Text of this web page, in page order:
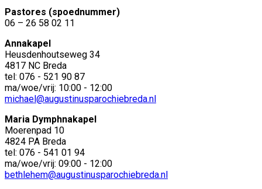
Pastores (spoednummer)
06 – 26 58 02 11
Annakapel
Heusdenhoutseweg 34
4817 NC Breda
tel: 076 - 521 90 87
ma/woe/vrij: 10:00 - 12:00
michael@augustinusparochiebreda.nl
Maria Dymphnakapel
Moerenpad 10
4824 PA Breda
tel: 076 - 541 01 94
ma/woe/vrij: 09:00 - 12:00
bethlehem@augustinusparochiebreda.nl